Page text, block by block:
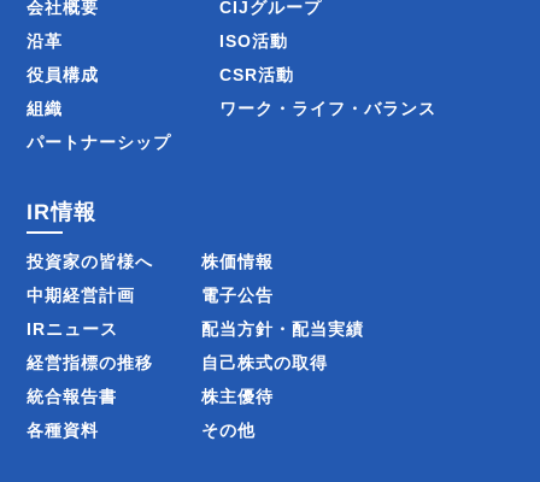
会社概要
沿革
役員構成
組織
パートナーシップ
CIJグループ
ISO活動
CSR活動
ワーク・ライフ・バランス
IR情報
投資家の皆様へ
中期経営計画
IRニュース
経営指標の推移
統合報告書
各種資料
株価情報
電子公告
配当方針・配当実績
自己株式の取得
株主優待
その他